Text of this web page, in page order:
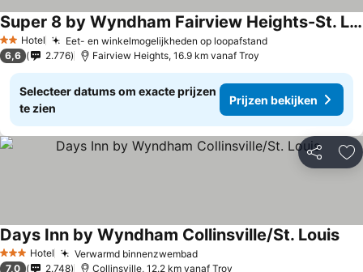
2 Sterren
Hotel Eet- en winkelmogelijkheden op loopafstand
Super 8 by Wyndham Fairview Heights-St. Louis
6,6 2.776 Fairview Heights, 16.9 km vanaf Troy
Selecteer datums om exacte prijzen
te zien
Prijzen bekijken
Delen
3 SterrenHotel Verwarmd binnenzwembad
Days Inn by Wyndham Collinsville/St. Louis
7,0 2.748 Collinsville, 12.2 km vanaf Troy